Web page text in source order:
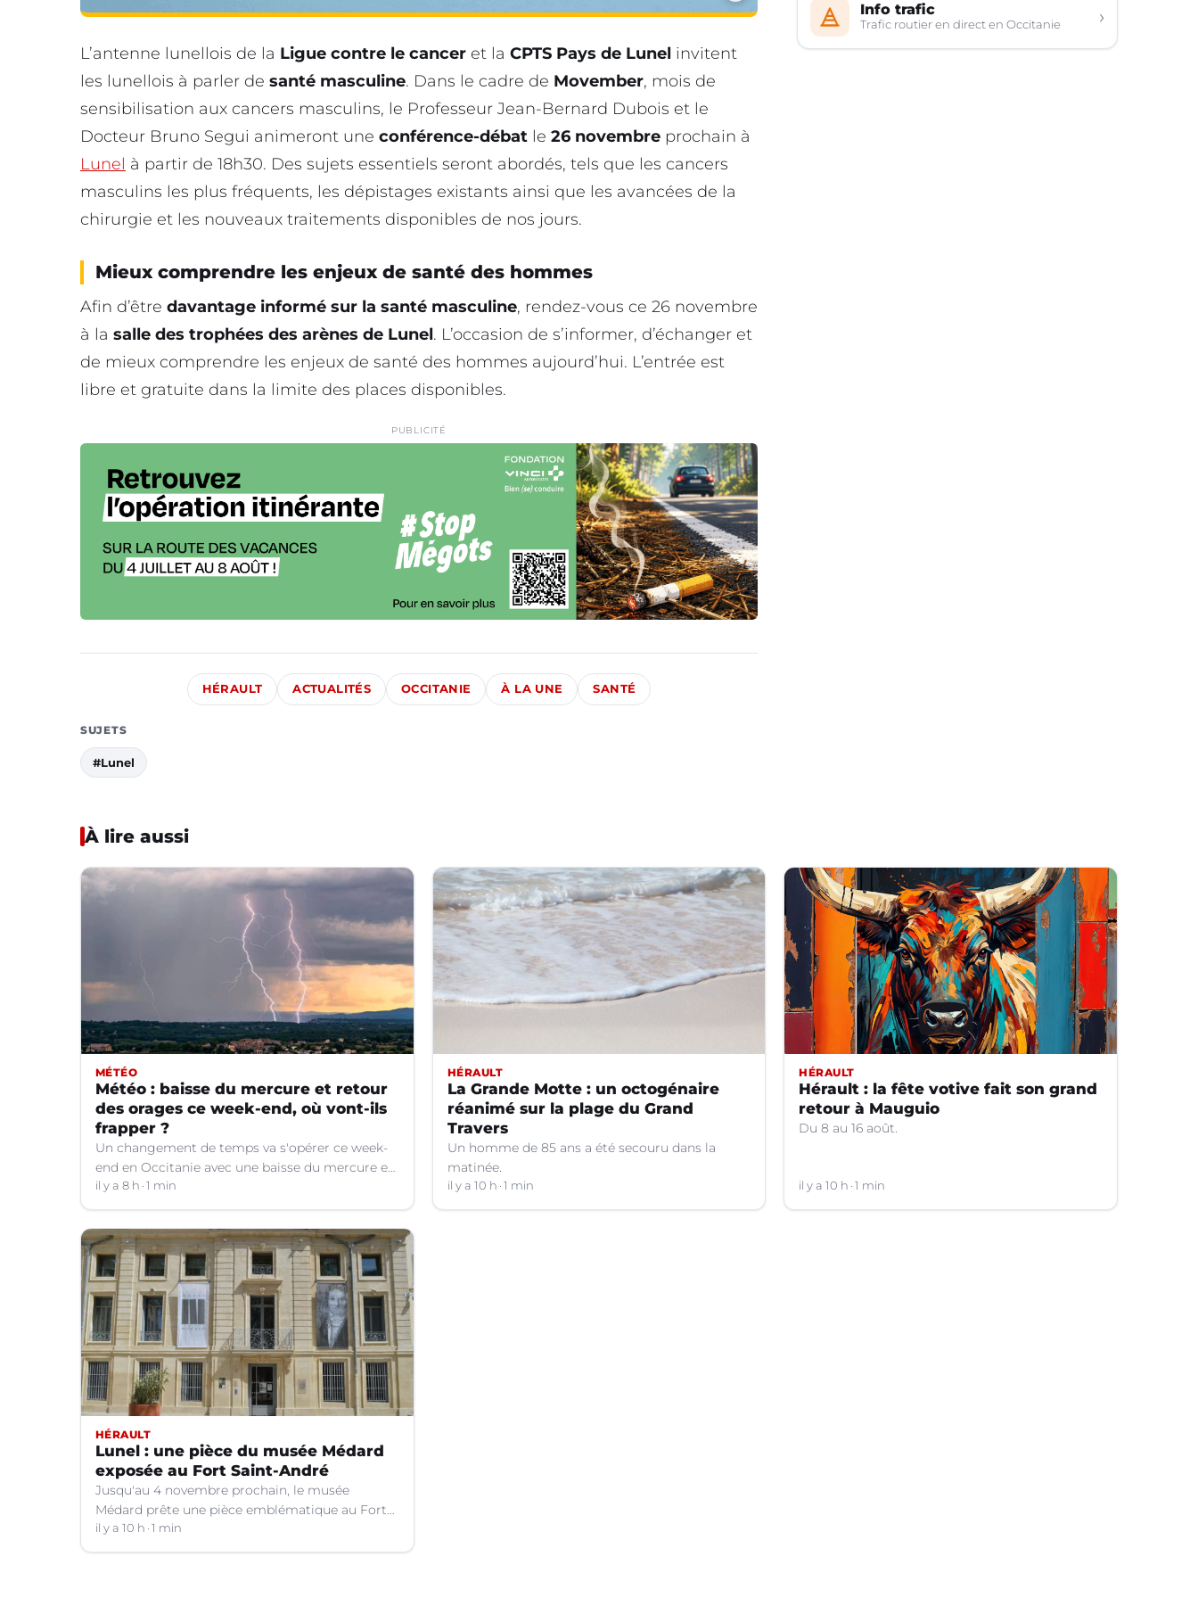
L’antenne lunellois de la Ligue contre le cancer et la CPTS Pays de Lunel invitent
les lunellois à parler de santé masculine. Dans le cadre de Movember, mois de
sensibilisation aux cancers masculins, le Professeur Jean-Bernard Dubois et le
Docteur Bruno Segui animeront une conférence-débat le 26 novembre prochain à
Lunel à partir de 18h30. Des sujets essentiels seront abordés, tels que les cancers
masculins les plus fréquents, les dépistages existants ainsi que les avancées de la
chirurgie et les nouveaux traitements disponibles de nos jours.
Mieux comprendre les enjeux de santé des hommes
Afin d’être davantage informé sur la santé masculine, rendez-vous ce 26 novembre
à la salle des trophées des arènes de Lunel. L’occasion de s’informer, d’échanger et
de mieux comprendre les enjeux de santé des hommes aujourd’hui. L’entrée est
libre et gratuite dans la limite des places disponibles.
PUBLICITÉ
HÉRAULT ACTUALITÉS OCCITANIE À LA UNE SANTÉ
SUJETS
#Lunel
Info trafic
Trafic routier en direct en Occitanie ›
À lire aussi
MÉTÉO
Météo : baisse du mercure et retour
des orages ce week-end, où vont-ils
frapper ?
Un changement de temps va s'opérer ce week-
end en Occitanie avec une baisse du mercure et
le retour d'orages dans certains départements.
il y a 8 h 1 min
HÉRAULT
La Grande Motte : un octogénaire
réanimé sur la plage du Grand
Travers
Un homme de 85 ans a été secouru dans la
matinée.
il y a 10 h 1 min
HÉRAULT
Hérault : la fête votive fait son grand
retour à Mauguio
Du 8 au 16 août.
il y a 10 h 1 min
HÉRAULT
Lunel : une pièce du musée Médard
exposée au Fort Saint-André
Jusqu'au 4 novembre prochain, le musée
Médard prête une pièce emblématique au Fort
Saint-André à Villeneuve-lez-Avignon (Gard).
il y a 10 h 1 min